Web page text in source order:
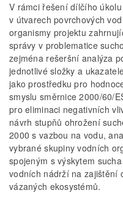
V rámci řešení dílčího
v útvarech povrchových
organismy projektu
správy v problematice
zejména rešeršní analýza
jednotlivé složky a
jako prostředku pro
smyslu směrnice 2000/60/
pro eliminaci negativních
návrh stupňů ohrožení
2000 s vazbou na vodu,
vybrané skupiny vodních
spojeným s výskytem
vodních nádrží na zajištění
vázaných ekosystémů.